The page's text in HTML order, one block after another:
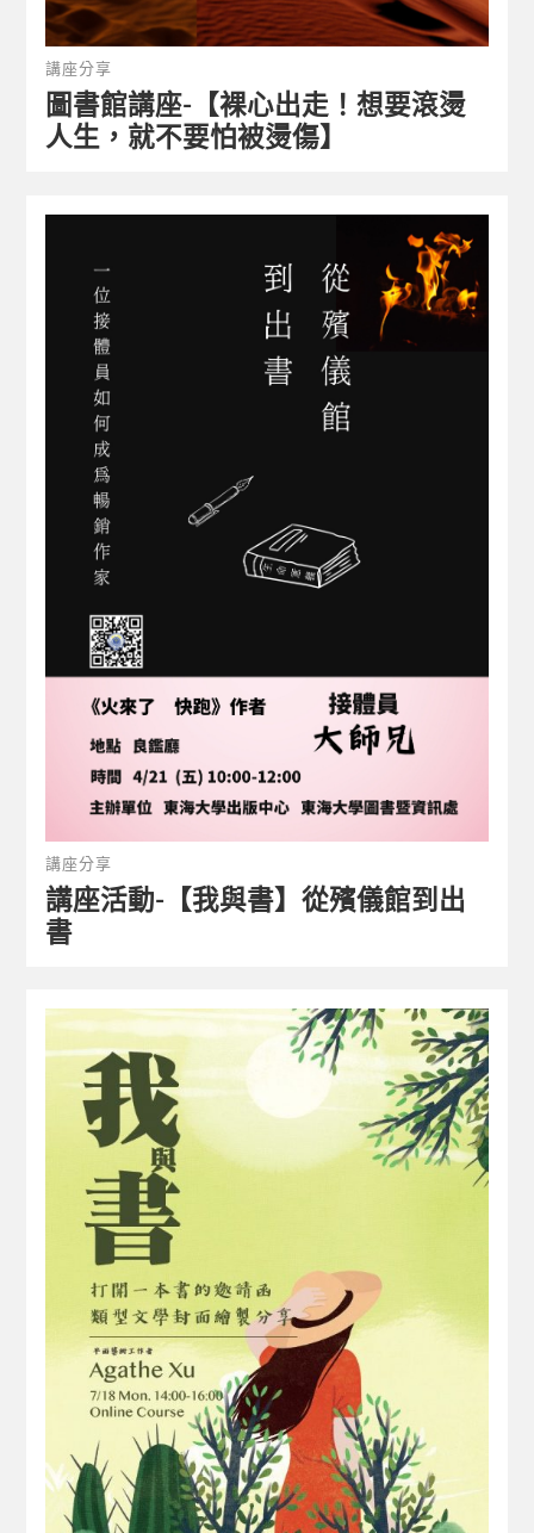
講座分享
圖書館講座-【裸心出走！想要滾燙
人生，就不要怕被燙傷】
講座分享
講座活動-【我與書】從殯儀館到出
書